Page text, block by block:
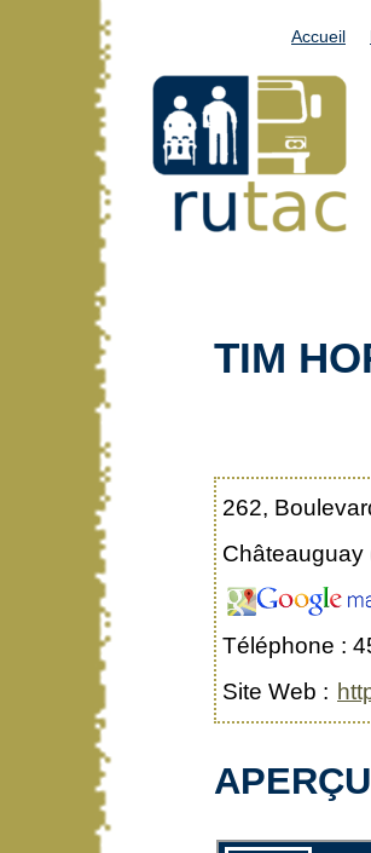
Accueil
TIM
262,
Châteauguay
Téléphone :
Site Web :